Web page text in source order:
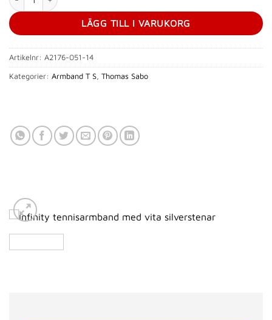
LÄGG TILL I VARUKORG
Artikelnr: A2176-051-14
Kategorier: Armband T S, Thomas Sabo